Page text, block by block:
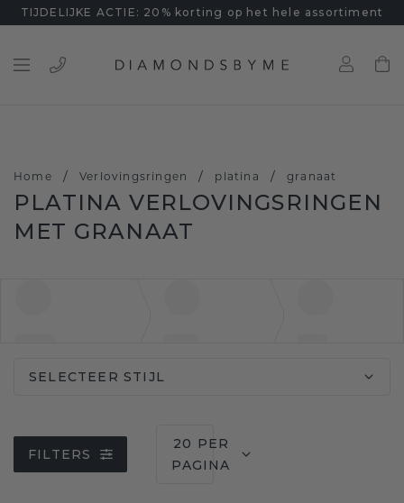
TIJDELIJKE ACTIE: 20% korting op het hele assortiment
Home / Verlovingsringen / platina / granaat
PLATINA VERLOVINGSRINGEN
MET GRANAAT
SELECTEER STIJL
FILTERS
20 PER
PAGINA